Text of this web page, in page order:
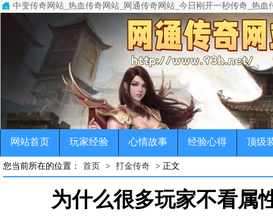
中变传奇网站_热血传奇网站_网通传奇网站_今日刚开一秒传奇_热血
中变传奇网站(www.93h.net)专注于变态传奇,超级变态传奇,超变态传
传奇，变态传奇，单职业传奇，超变传奇，宠物传奇，微变传奇，公益
网站首页 玩家经验 心情故事 经验心得 顶级
您当前所在的位置： 首页 > 打金传奇 > 正文
为什么很多玩家不看属